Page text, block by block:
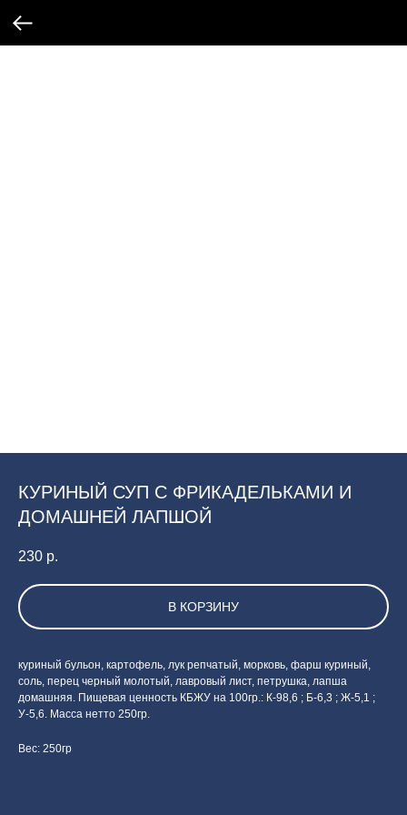
КУРИНЫЙ СУП С ФРИКАДЕЛЬКАМИ И
ДОМАШНЕЙ ЛАПШОЙ
230 р.
В КОРЗИНУ
куриный бульон, картофель, лук репчатый, морковь, фарш куриный,
соль, перец черный молотый, лавровый лист, петрушка, лапша
домашняя. Пищевая ценность КБЖУ на 100гр.: К-98,6 ; Б-6,3 ; Ж-5,1 ;
У-5,6. Масса нетто 250гр.
Вес: 250гр